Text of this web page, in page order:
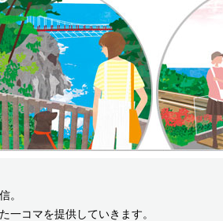
。
一コマを提供していきます。